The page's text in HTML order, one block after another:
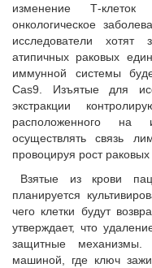
изменение Т-
онкологическое
исследователи хотят
атипичных раковых
иммунной системы
Cas9. Изъятые для
экстракции
расположенного на
осуществлять связь
провоцируя рост
Взятые из крови
планируется
чего клетки будут
утверждает, что
защитные
машиной, где ключ